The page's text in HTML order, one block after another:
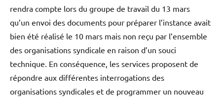
rendra compte lors du groupe de travail du 13 mars
qu’un envoi des documents pour préparer l’instance avait
bien été réalisé le 10 mars mais non reçu par l’ensemble
des organisations syndicale en raison d’un souci
technique. En conséquence, les services proposent de
répondre aux différentes interrogations des
organisations syndicales et de programmer un nouveau